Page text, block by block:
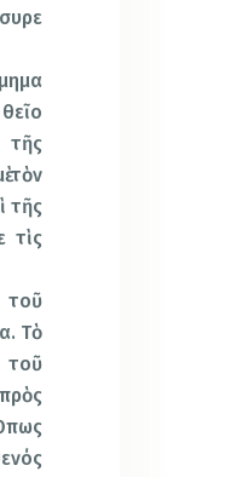
τῆς
τὸν
τῆς
τὶς
τοῦ
Τὸ
τοῦ